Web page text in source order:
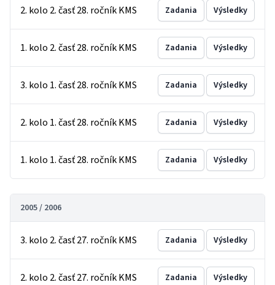
2. kolo 2. časť 28. ročník KMS Zadania Výsledky
1. kolo 2. časť 28. ročník KMS Zadania Výsledky
3. kolo 1. časť 28. ročník KMS Zadania Výsledky
2. kolo 1. časť 28. ročník KMS Zadania Výsledky
1. kolo 1. časť 28. ročník KMS Zadania Výsledky
2005 / 2006
3. kolo 2. časť 27. ročník KMS Zadania Výsledky
2. kolo 2. časť 27. ročník KMS Zadania Výsledky